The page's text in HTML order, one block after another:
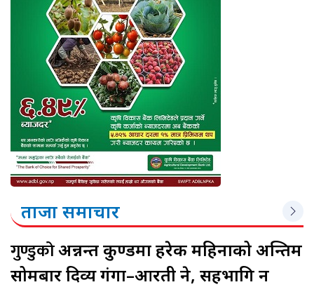
ताजा समाचार
गुण्डुकोअन्नन्त कुण्डमा हरेक महिनाको अन्तिम
सोमबार दिव्य गंगा–आरती हुने, सहभागि हुन